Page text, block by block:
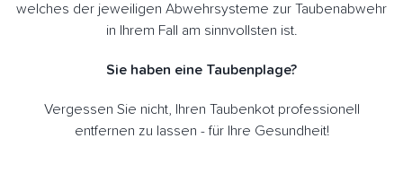
welches der jeweiligen Abwehrsysteme zur Taubenabwehr
in Ihrem Fall am sinnvollsten ist.
Sie haben eine Taubenplage?
Vergessen Sie nicht, Ihren Taubenkot professionell
entfernen zu lassen - für Ihre Gesundheit!